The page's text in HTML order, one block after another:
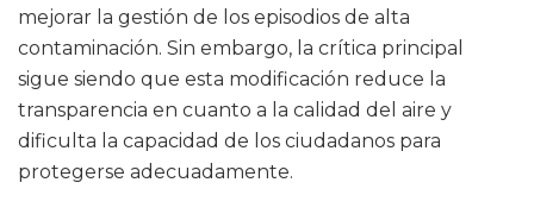
mejorar la gestión de los episodios de alta
contaminación. Sin embargo, la crítica principal
sigue siendo que esta modificación reduce la
transparencia en cuanto a la calidad del aire y
dificulta la capacidad de los ciudadanos para
protegerse adecuadamente.